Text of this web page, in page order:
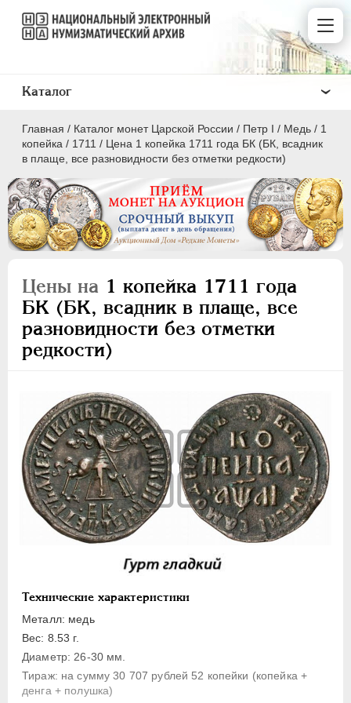
Главная / Каталог монет Царской России / Пeтр I / Медь / 1
копейка / 1711 / Цена 1 копейка 1711 года БК (БК, всадник
в плаще, все разновидности без отметки редкости)
Цены на 1 копейка 1711 года
БК (БК, всадник в плаще, все
разновидности без отметки
редкости)
Технические характеристики
Металл: медь
Вес: 8.53 г.
Диаметр: 26-30 мм.
Тираж: на сумму 30 707 рублей 52 копейки (копейка +
денга + полушка)
Каталог
ПEТР I 1699 - 1725
Серебро
Медь
5 копеек
1 копейка
Полушка
Полполушки
Пробные
Для Речи Посполитой
Монетовидные жетоны
ЕКАТЕРИНА I 1725-1727
АННА ИОАННОВНА 1730-1740
ИОАНН АНТОНОВИЧ 1740-1741
ЕЛИЗАВЕТА
ПЕТР III 1762-1762
ЕКАТЕРИНА II 1762-1796
ПАВЕЛ I 1796-1801